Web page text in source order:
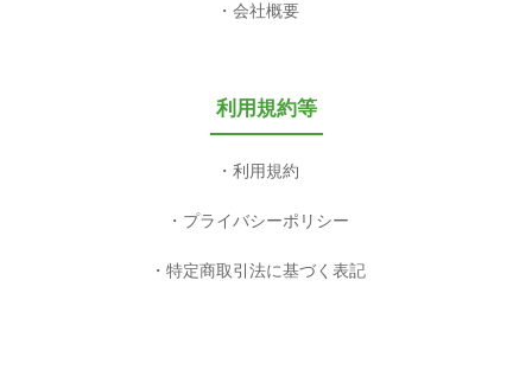
会社概要
利用規約等
利用規約
プライバシーポリシー
特定商取引法に基づく表記